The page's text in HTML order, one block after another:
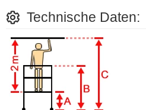
Technische Daten: